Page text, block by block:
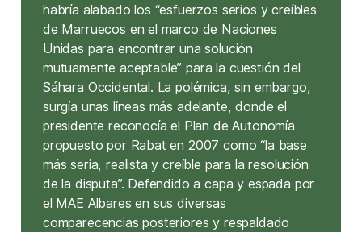
habría alabado los “esfuerzos serios y creíbles
de Marruecos en el marco de Naciones
Unidas para encontrar una solución
mutuamente aceptable” para la cuestión del
Sáhara Occidental. La polémica, sin embargo,
surgía unas líneas más adelante, donde el
presidente reconocía el Plan de Autonomía
propuesto por Rabat en 2007 como “la base
más seria, realista y creíble para la resolución
de la disputa”. Defendido a capa y espada por
el MAE Albares en sus diversas
comparecencias posteriores y respaldado